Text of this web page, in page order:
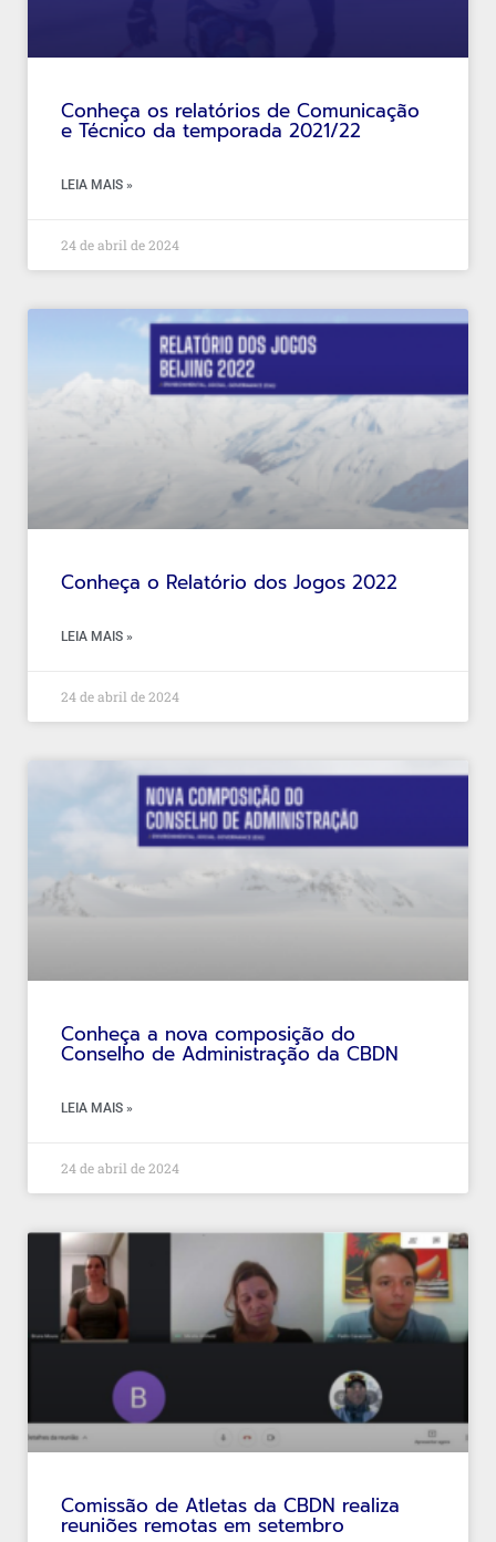
Conheça os relatórios de Comunicação
e Técnico da temporada 2021/22
LEIA MAIS »
24 de abril de 2024
Conheça o Relatório dos Jogos 2022
LEIA MAIS »
24 de abril de 2024
Conheça a nova composição do
Conselho de Administração da CBDN
LEIA MAIS »
24 de abril de 2024
Comissão de Atletas da CBDN realiza
reuniões remotas em setembro